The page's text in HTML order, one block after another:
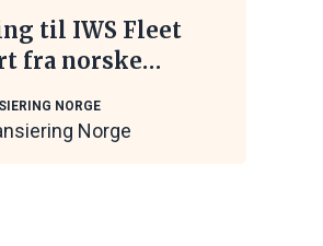
til IWS Fleet
fra norske
NORGE
Norge